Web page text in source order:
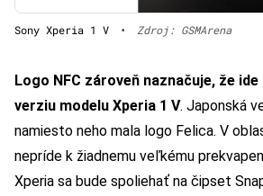
Sony Xperia 1 V • Zdroj: GSMArena
Logo NFC zároveň naznačuje, že
verziu modelu Xperia 1 V. Japonská
namiesto neho mala logo Felica. V
nepríde k žiadnemu veľkému
Xperia sa bude spoliehať na čipset